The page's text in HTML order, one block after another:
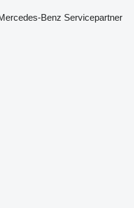
Benz Servicepartner